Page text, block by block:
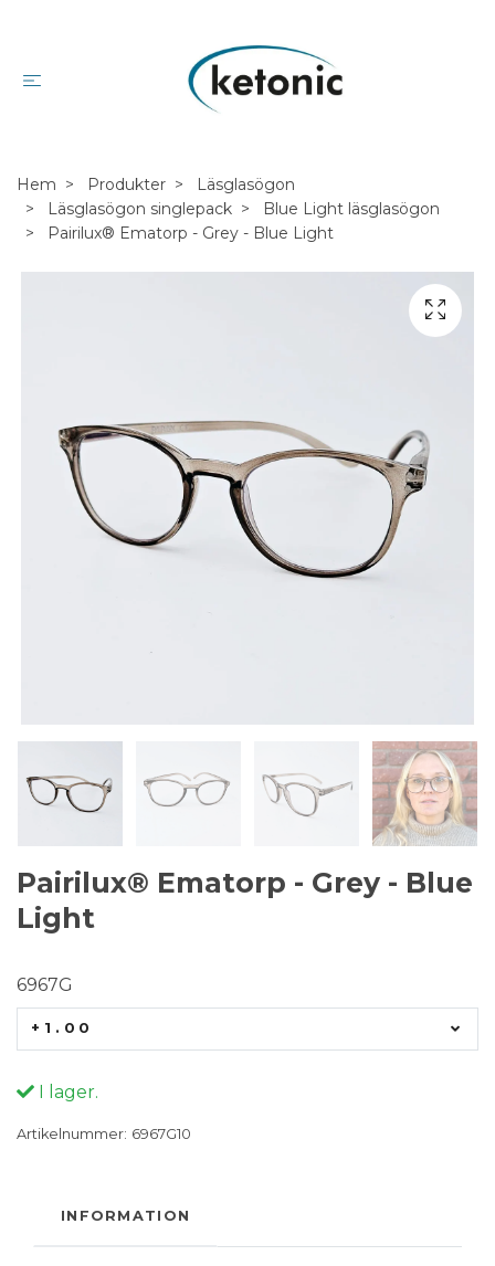
Hem Produkter
Läsglasögon
Läsglasögon singlepack
Blue Light läsglasögon
Pairilux® Ematorp - Grey - Blue Light
Pairilux® Ematorp - Grey - Blue
Light
6967G
+1.00
I lager.
Artikelnummer: 6967G10
INFORMATION